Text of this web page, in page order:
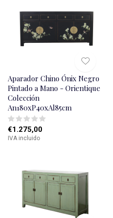
Aparador Chino Ónix Negro
Pintado a Mano - Orientique
Colección
An180xP40xAl85cm
€1.275,00
IVA incluido